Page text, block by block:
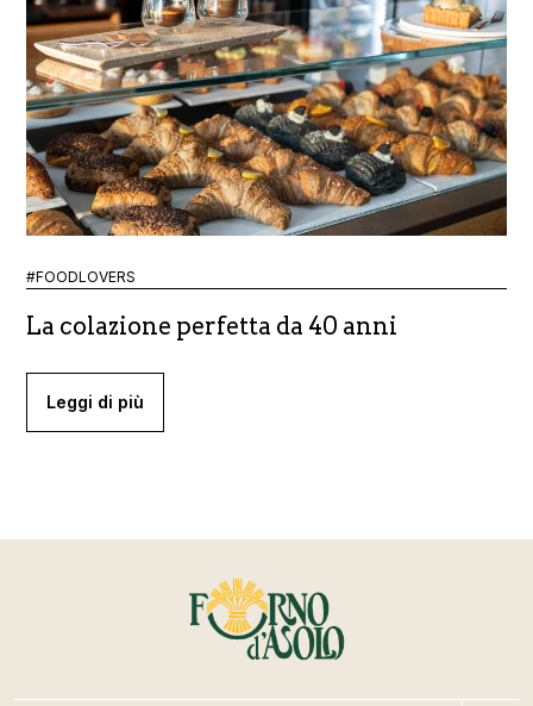
#FOODLOVERS
La colazione perfetta da 40 anni
Leggi di più